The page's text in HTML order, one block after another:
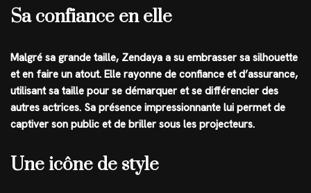
Sa confiance en elle
Malgré sa grande taille, Zendaya a su embrasser sa silhouette
et en faire un atout. Elle rayonne de confiance et d’assurance,
utilisant sa taille pour se démarquer et se différencier des
autres actrices. Sa présence impressionnante lui permet de
captiver son public et de briller sous les projecteurs.
Une icône de style